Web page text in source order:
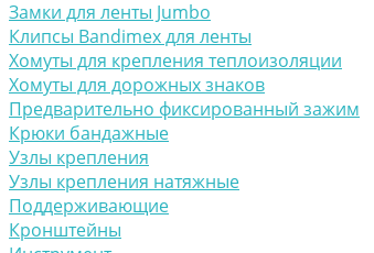
Замки для ленты Jumbo
Клипсы Bandimex для ленты
Хомуты для крепления теплоизоляции
Хомуты для дорожных знаков
Предварительно фиксированный зажим
Крюки бандажные
Узлы крепления
Узлы крепления натяжные
Поддерживающие
Кронштейны